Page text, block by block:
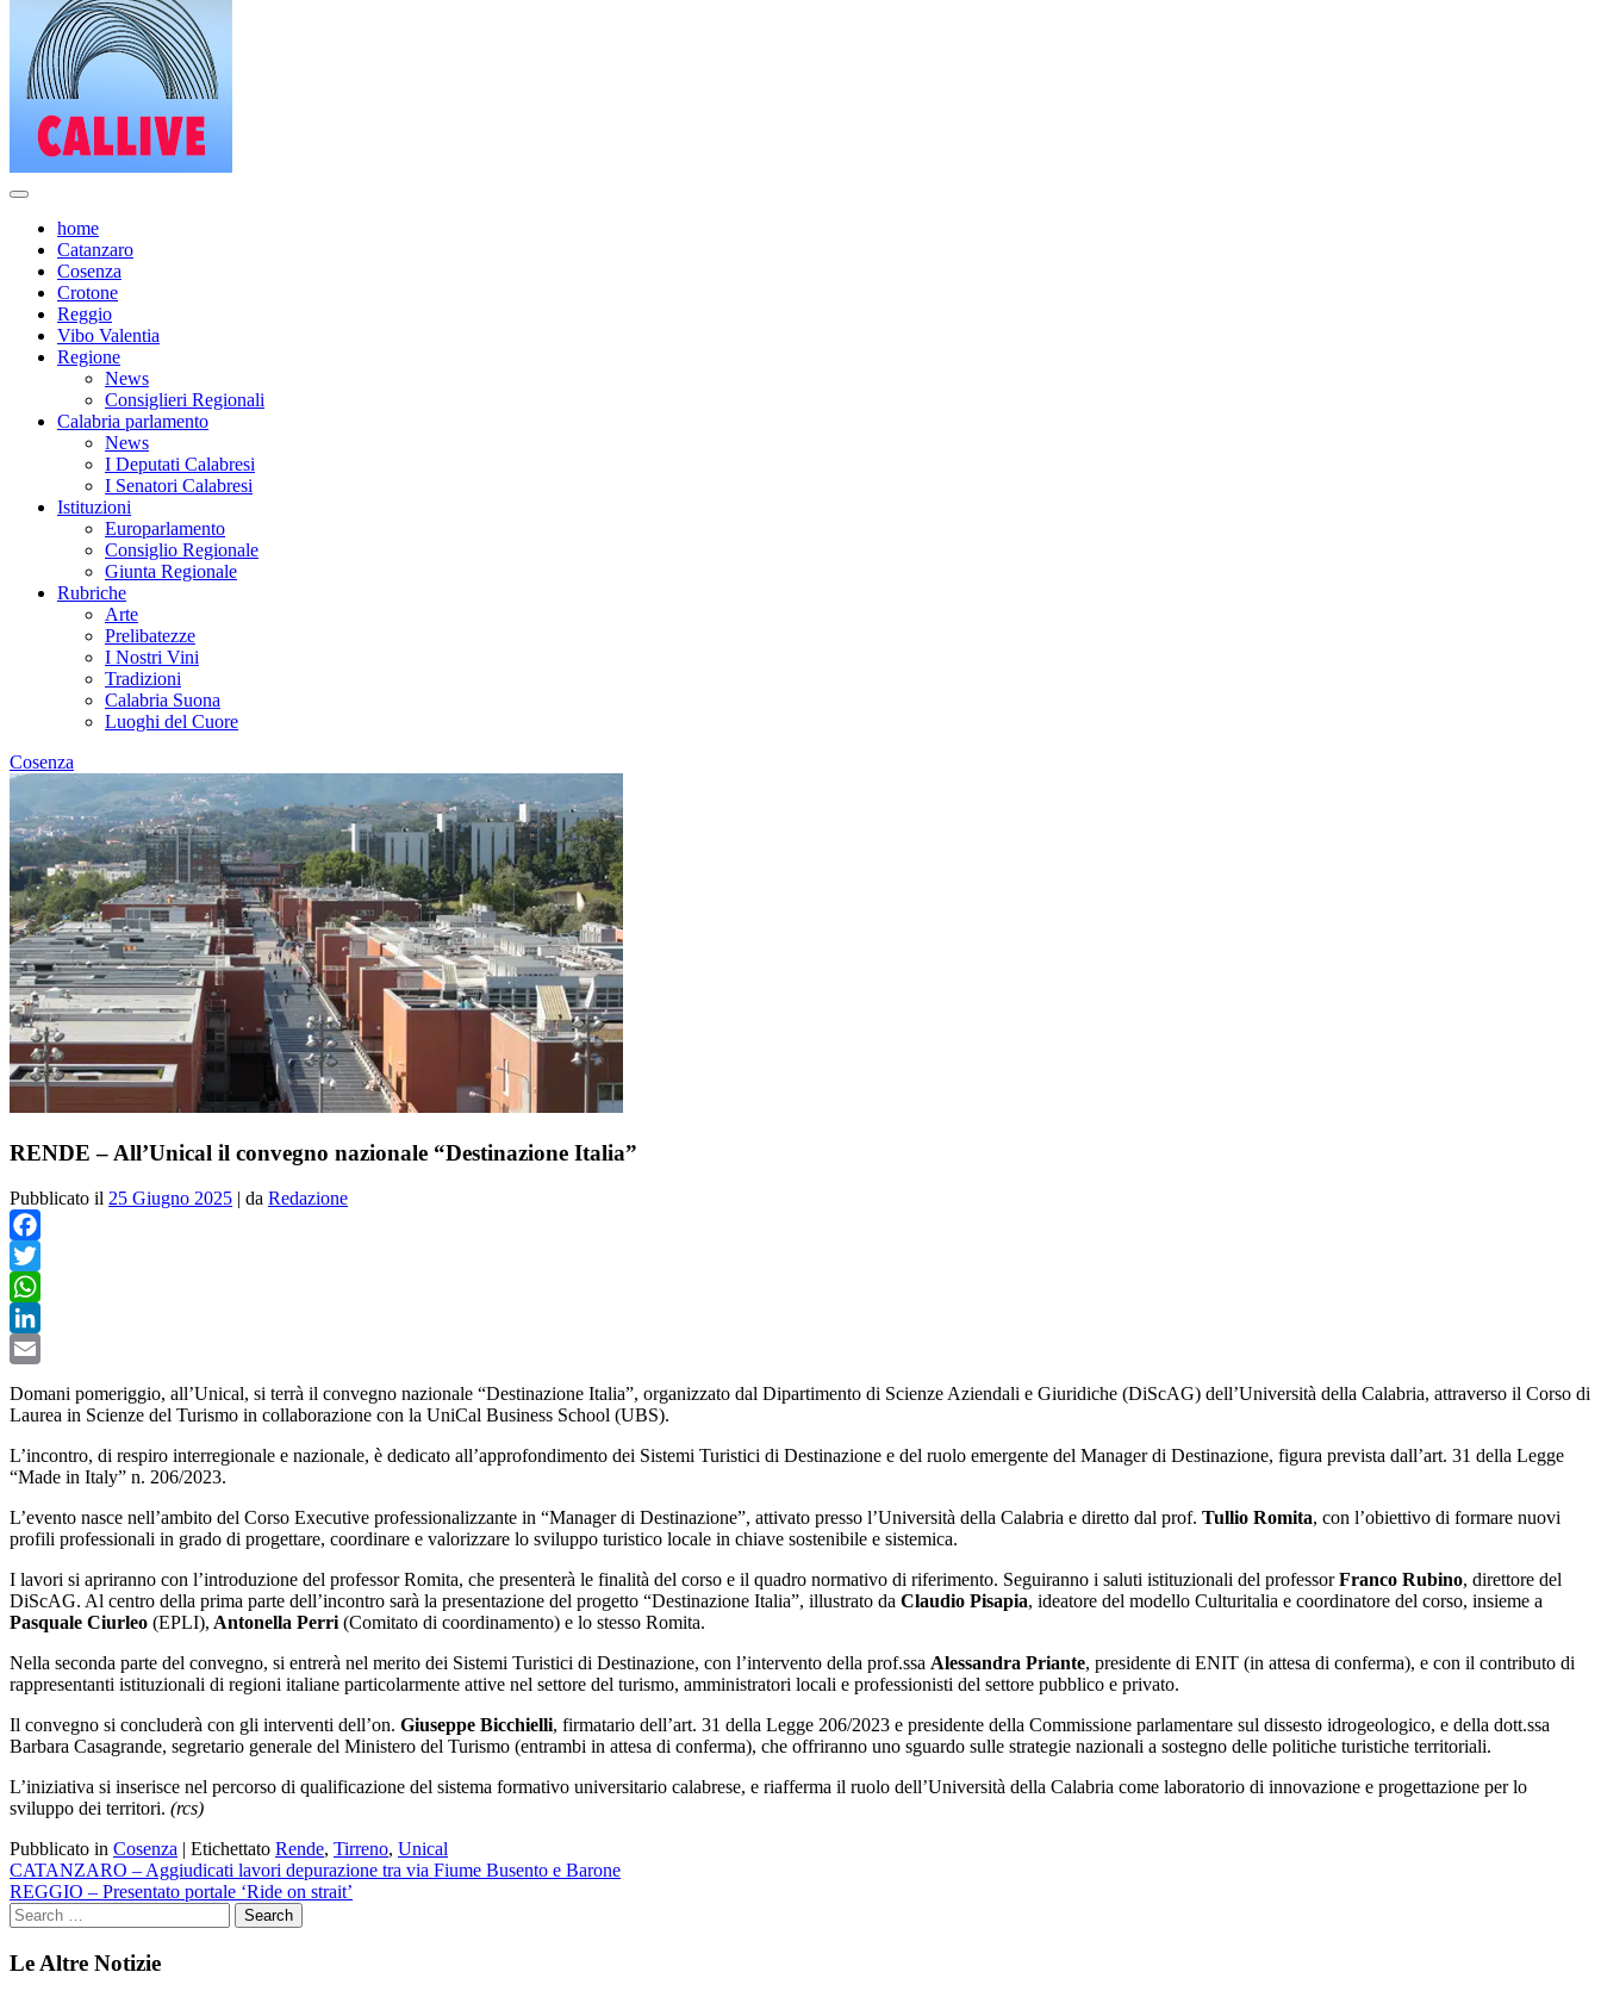
home
Catanzaro
Cosenza
Crotone
Reggio
Vibo Valentia
Regione
News
Consiglieri Regionali
Calabria parlamento
News
I Deputati Calabresi
I Senatori Calabresi
Istituzioni
Europarlamento
Consiglio Regionale
Giunta Regionale
Rubriche
Arte
Prelibatezze
I Nostri Vini
Tradizioni
Calabria Suona
Luoghi del Cuore
Cosenza
RENDE – All’Unical il convegno nazionale “Destinazione Italia”
Pubblicato il 25 Giugno 2025 | da Redazione
Facebook
Twitter
WhatsApp
LinkedIn
Domani pomeriggio, all’Unical, si terrà il convegno nazionale “Destinazione Italia”, organizzato dal Dipartimento di Scienze Aziendali e Giuridiche (DiScAG) dell’Università della Calabria, attraverso il Corso di
Laurea in Scienze del Turismo in collaborazione con la UniCal Business School (UBS).
L’incontro, di respiro interregionale e nazionale, è dedicato all’approfondimento dei Sistemi Turistici di Destinazione e del ruolo emergente del Manager di Destinazione, figura prevista dall’art. 31 della Legge
“Made in Italy” n. 206/2023.
L’evento nasce nell’ambito del Corso Executive professionalizzante in “Manager di Destinazione”, attivato presso l’Università della Calabria e diretto dal prof. Tullio Romita, con l’obiettivo di formare nuovi
profili professionali in grado di progettare, coordinare e valorizzare lo sviluppo turistico locale in chiave sostenibile e sistemica.
I lavori si apriranno con l’introduzione del professor Romita, che presenterà le finalità del corso e il quadro normativo di riferimento. Seguiranno i saluti istituzionali del professorFranco Rubino, direttore del
DiScAG. Al centro della prima parte dell’incontro sarà la presentazione del progetto “Destinazione Italia”, illustrato da Claudio Pisapia, ideatore del modello Culturitalia e coordinatore del corso, insieme a
Pasquale Ciurleo (EPLI), Antonella Perri(Comitato di coordinamento) e lo stesso Romita.
Nella seconda parte del convegno, si entrerà nel merito dei Sistemi Turistici di Destinazione, con l’intervento della prof.ssa Alessandra Priante, presidente di ENIT (in attesa di conferma), e con il contributo di
rappresentanti istituzionali di regioni italiane particolarmente attive nel settore del turismo, amministratori locali e professionisti del settore pubblico e privato.
Il convegno si concluderà con gli interventi dell’on. Giuseppe Bicchielli, firmatario dell’art. 31 della Legge 206/2023 e presidente della Commissione parlamentare sul dissesto idrogeologico, e della dott.ssa
Barbara Casagrande, segretario generale del Ministero del Turismo (entrambi in attesa di conferma), che offriranno uno sguardo sulle strategie nazionali a sostegno delle politiche turistiche territoriali.
L’iniziativa si inserisce nel percorso di qualificazione del sistema formativo universitario calabrese, e riafferma il ruolo dell’Università della Calabria come laboratorio di innovazione e progettazione per lo
sviluppo dei territori. (rcs)
Pubblicato in Cosenza | Etichettato Rende, Tirreno, Unical
Navigazione
articoli
CATANZARO – Aggiudicati lavori depurazione tra via Fiume Busento e Barone
REGGIO – Presentato portale ‘Ride on strait’
Le Altre Notizie